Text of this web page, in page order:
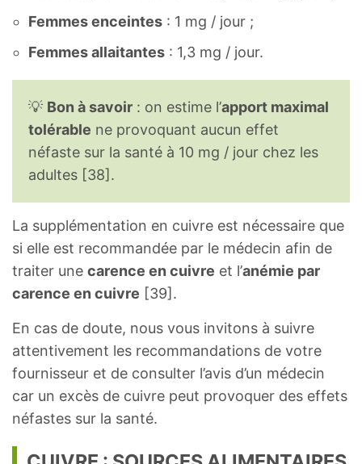
Femmes enceintes : 1 mg / jour ;
Femmes allaitantes : 1,3 mg / jour.
💡 Bon à savoir : on estime l’apport maximal
tolérable ne provoquant aucun effet
néfaste sur la santé à 10 mg / jour chez les
adultes [38].
La supplémentation en cuivre est nécessaire que
si elle est recommandée par le médecin afin de
traiter une carence en cuivre et l’anémie par
carence en cuivre [39].
En cas de doute, nous vous invitons à suivre
attentivement les recommandations de votre
fournisseur et de consulter l’avis d’un médecin
car un excès de cuivre peut provoquer des effets
néfastes sur la santé.